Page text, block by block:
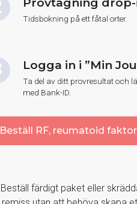
Tidsbokning på ett fåtal orter.
Logga in i ”Min
Ta del av ditt provresultat och
med Bank-ID.
Beställ RF, reumatoid faktor
Beställ färdigt paket eller